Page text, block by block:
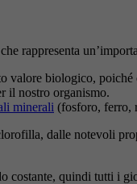
rappresenta
valore biologico,
il nostro organismo.
minerali (fosforo, ferro,
dalle notevoli
costante, quindi tutti i